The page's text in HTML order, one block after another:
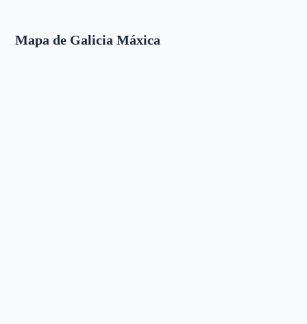
Mapa de Galicia Máxica